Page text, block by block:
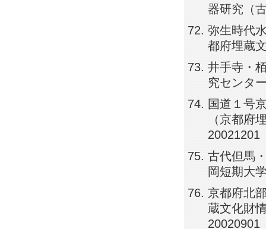
器研究（
弥生時代
都府埋蔵
井手寺・
究センタ
国道１号
（京都府
20021201
古代但馬
岡短期大
京都府北
蔵文化財
20020901